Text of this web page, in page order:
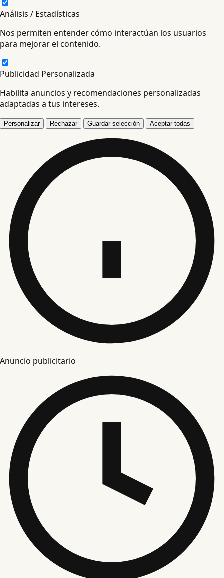
Análisis / Estadísticas
Nos permiten entender cómo interactúan los usuarios
para mejorar el contenido.
Publicidad Personalizada
Habilita anuncios y recomendaciones personalizadas
adaptadas a tus intereses.
Personalizar Rechazar Guardar selección Aceptar todas
Anuncio publicitario